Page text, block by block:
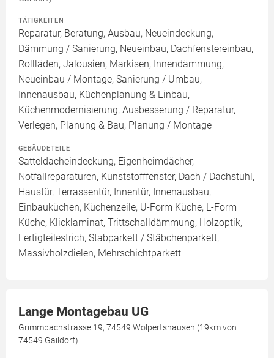
TÄTIGKEITEN
Reparatur, Beratung, Ausbau, Neueindeckung,
Dämmung / Sanierung, Neueinbau, Dachfenstereinbau,
Rollläden, Jalousien, Markisen, Innendämmung,
Neueinbau / Montage, Sanierung / Umbau,
Innenausbau, Küchenplanung & Einbau,
Küchenmodernisierung, Ausbesserung / Reparatur,
Verlegen, Planung & Bau, Planung / Montage
GEBÄUDETEILE
Satteldacheindeckung, Eigenheimdächer,
Notfallreparaturen, Kunststofffenster, Dach / Dachstuhl,
Haustür, Terrassentür, Innentür, Innenausbau,
Einbauküchen, Küchenzeile, U-Form Küche, L-Form
Küche, Klicklaminat, Trittschalldämmung, Holzoptik,
Fertigteilestrich, Stabparkett / Stäbchenparkett,
Massivholzdielen, Mehrschichtparkett
Lange Montagebau UG
Grimmbachstrasse 19, 74549 Wolpertshausen (19km von
74549 Gaildorf)